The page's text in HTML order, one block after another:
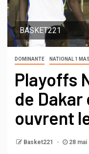
BASKET221
DOMINANTE NATIONAL 1
Playoffs
de Dakar
ouvrent
Basket221 28 mai